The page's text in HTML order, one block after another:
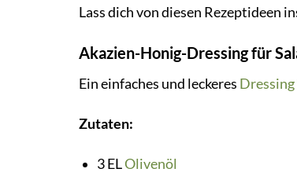
Lass dich von diesen Rezeptideen
Akazien-Honig-Dressing für
Ein einfaches und leckeres Dressing
Zutaten:
3 ELOlivenöl